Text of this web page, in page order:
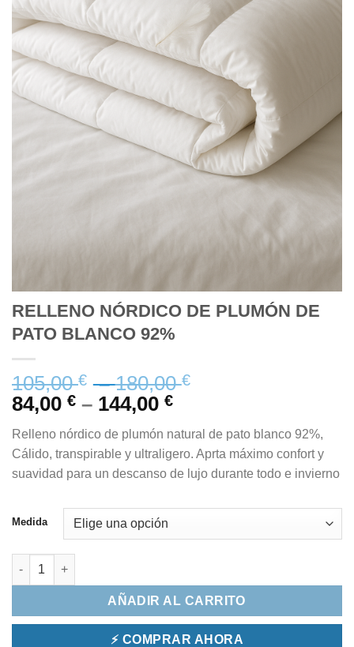
RELLENO NÓRDICO DE PLUMÓN DE
PATO BLANCO 92%
105,00€ –180,00€
84,00 € – 144,00 €
Relleno nórdico de plumón natural de pato blanco 92%,
Cálido, transpirable y ultraligero. Aprta máximo confort y
suavidad para un descanso de lujo durante todo e invierno
Medida
RELLENO NÓRDICO DE PLUMÓN DE PATO BLANCO 92%
AÑADIR AL CARRITO
⚡ COMPRAR AHORA